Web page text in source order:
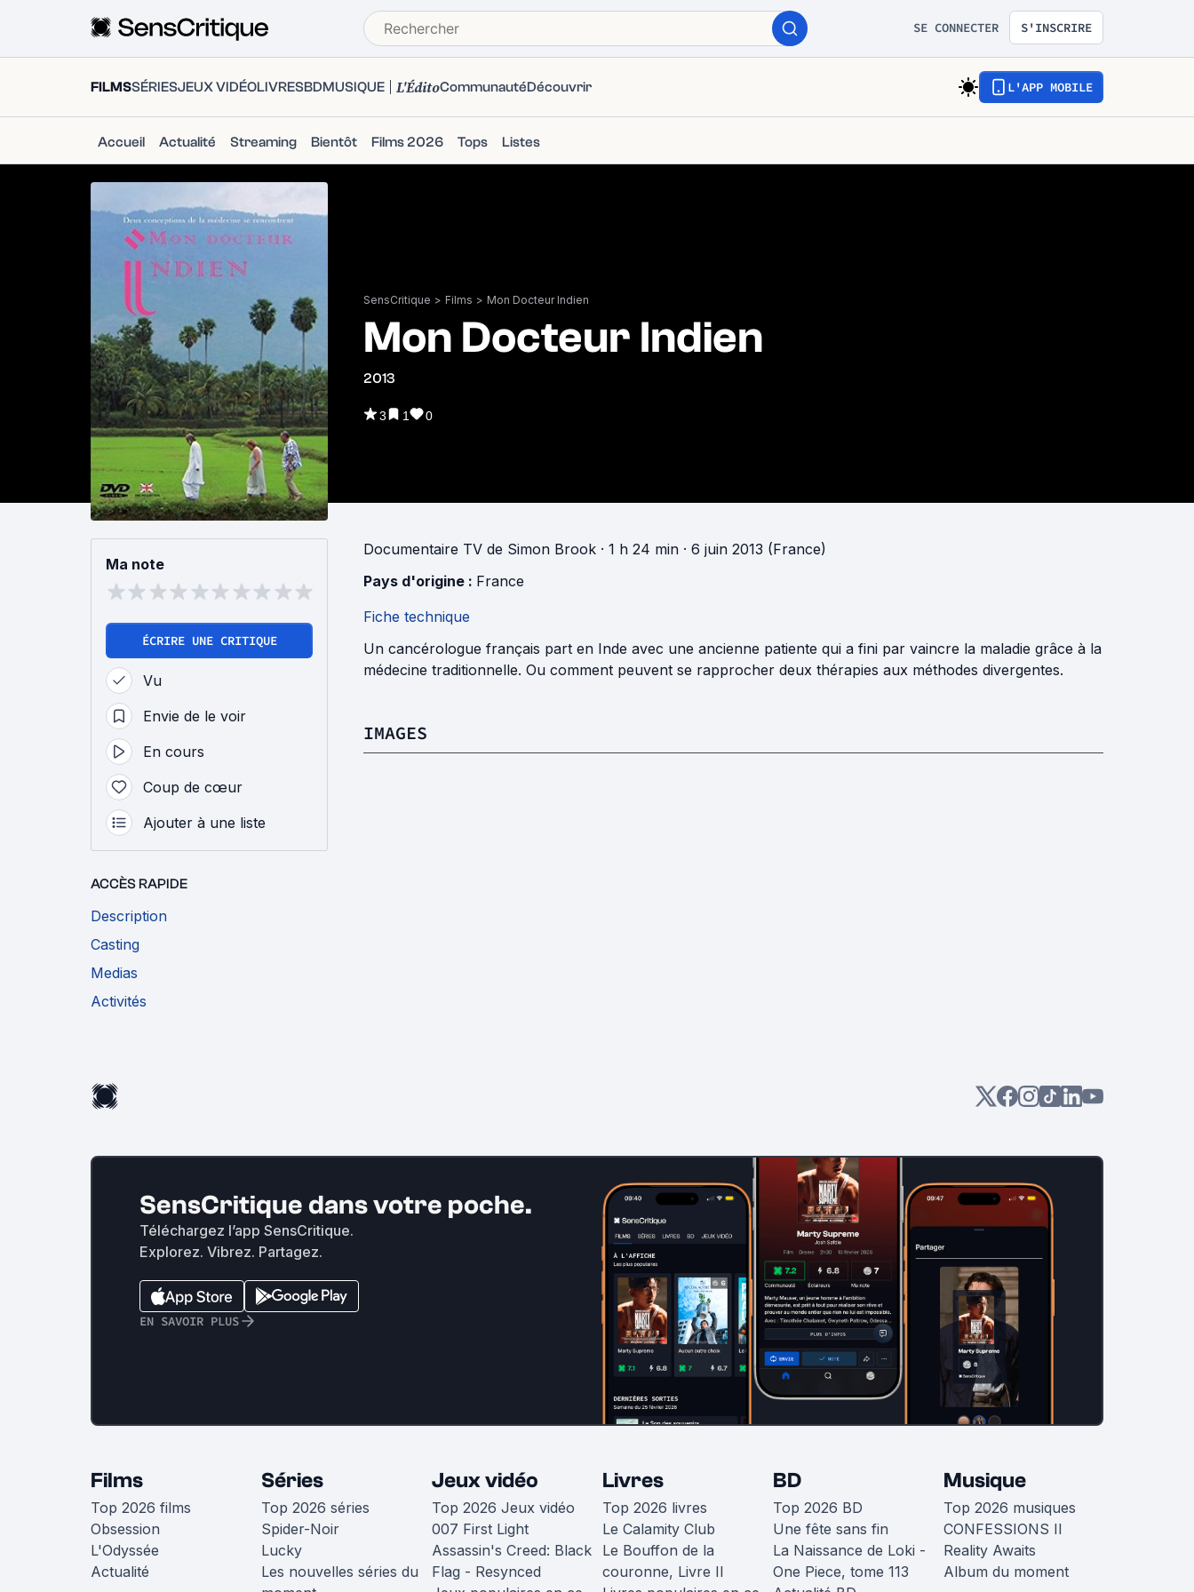
SE CONNECTER S'INSCRIRE
FILMSSÉRIESJEUX VIDÉOLIVRESBDMUSIQUE L'ÉditoCommunautéDécouvrir L'APP MOBILE
Accueil Actualité Streaming Bientôt Films 2026 Tops Listes
SensCritique > Films > Mon Docteur Indien
Mon Docteur Indien
2013
3 1 0
Ma note
ÉCRIRE UNE CRITIQUE
Vu
Envie de le voir
En cours
Coup de cœur
Ajouter à une liste
ACCÈS RAPIDE
Description
Casting
Medias
Activités
Documentaire TV de Simon Brook · 1 h 24 min · 6 juin 2013 (France)
Pays d'origine : France
Fiche technique
Un cancérologue français part en Inde avec une ancienne patiente qui a fini par vaincre la maladie grâce à la
médecine traditionnelle. Ou comment peuvent se rapprocher deux thérapies aux méthodes divergentes.
IMAGES
SensCritique dans votre poche.
Téléchargez l’app SensCritique.
Explorez. Vibrez. Partagez.
EN SAVOIR PLUS
Films
Top 2026 films
Obsession
L'Odyssée
Actualité
Séries
Top 2026 séries
Spider-Noir
Lucky
Les nouvelles séries du
Jeux vidéo
Top 2026 Jeux vidéo
007 First Light
Assassin's Creed: Black
Flag - Resynced
Livres
Top 2026 livres
Le Calamity Club
Le Bouffon de la
couronne, Livre II
BD
Top 2026 BD
Une fête sans fin
La Naissance de Loki -
One Piece, tome 113
Musique
Top 2026 musiques
CONFESSIONS II
Reality Awaits
Album du moment